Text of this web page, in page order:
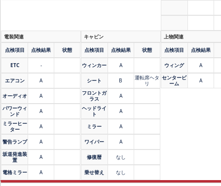
電装関連
点検項目
点検結果 状態
ETC -
エアコン A
オーディオ
A
パワーウィ
ンド
A
ミラーヒー
ター
A
警告ランプ
A
坂道発進装
置
A
電格ミラー A
キャビン
点検項目
点検結果 状態
ウィンカー A
シート B
運転席ヘタ
リ
フロントガ
ラス
A
ヘッドライ
ト
A
ミラー A
ワイパー A
修復暦 なし
乗せ替え なし
上物関連
点検項目
点検結果
ウィング
A
センタービ
ーム
A